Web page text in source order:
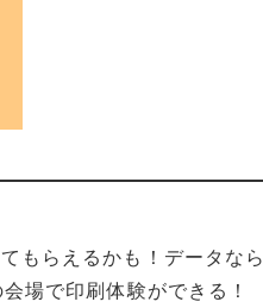
もらえるかも！データなら
場で印刷体験ができる！